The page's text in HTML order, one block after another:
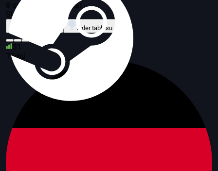
8 oyunda, 6 sunucular
SURF COMBAT
Lider tablosu
31
Tümü